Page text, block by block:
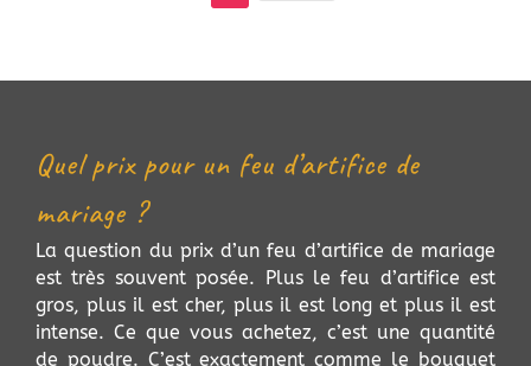
Quel prix pour un feu d’artifice de
mariage ?
La question du prix d’un feu d’artifice de mariage
est très souvent posée. Plus le feu d’artifice est
gros, plus il est cher, plus il est long et plus il est
intense. Ce que vous achetez, c’est une quantité
de poudre. C’est exactement comme le bouquet